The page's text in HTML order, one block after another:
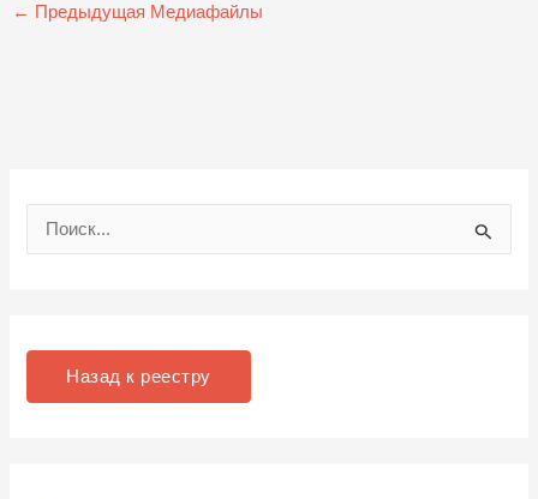
← Предыдущая Медиафайлы
Назад к реестру